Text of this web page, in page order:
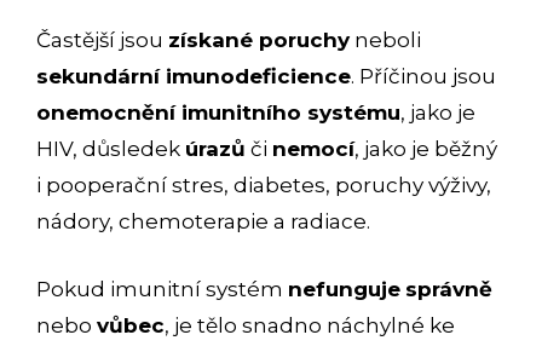
Častější jsou získané poruchyneboli
sekundární imunodeficience. Příčinou jsou
onemocnění imunitního systému, jako je
HIV, důsledek úrazů či nemocí, jako je běžný
i pooperační stres, diabetes, poruchy výživy,
nádory, chemoterapie a radiace.
Pokud imunitní systém nefunguje správně
nebo vůbec, je tělo snadno náchylné ke